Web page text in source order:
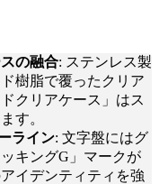
の融合: ステンレス製
樹脂で覆ったクリア
クリアケース」はス
す。
ライン: 文字盤にはグ
キングG」マークが
イデンティティを強